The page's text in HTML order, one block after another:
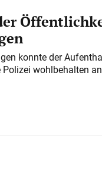
konnte der
wohlbehalten